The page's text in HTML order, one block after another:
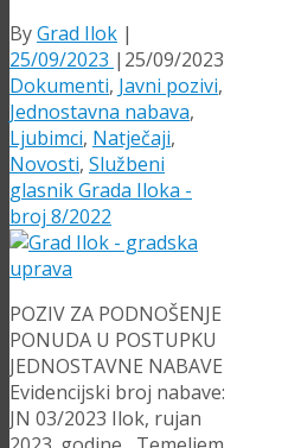
ByGrad Ilok |
25/09/2023 | 25/09/2023
Dokumenti, Javni pozivi,
Jednostavna nabava,
Ljubimci, Natječaji,
Novosti, Službeni
glasnik Grada Iloka -
broj 8/2022
POZIV ZA PODNOŠENJE
PONUDA U POSTUPKU
JEDNOSTAVNE NABAVE
Evidencijski broj nabave:
JN 03/2023 Ilok, rujan